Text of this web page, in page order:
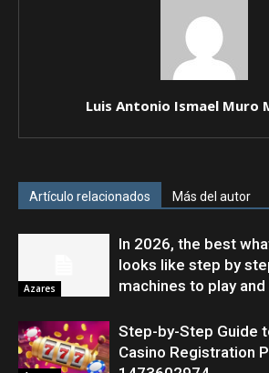
Luis Antonio Ismael Muro
Artículo relacionados Más del autor
Azares
In 2026, the best
looks like step by
machines to play
Step-by-Step Guide
Casino Registration